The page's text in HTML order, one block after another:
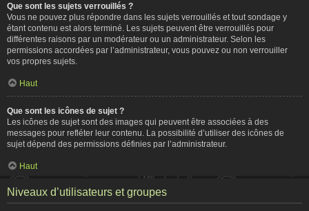
Que sont les sujets verrouillés ?
Vous ne pouvez plus répondre dans les sujets verrouillés et tout sondage y
étant contenu est alors terminé. Les sujets peuvent être verrouillés pour
différentes raisons par un modérateur ou un administrateur. Selon les
permissions accordées par l’administrateur, vous pouvez ou non verrouiller
vos propres sujets.
Haut
Que sont les icônes de sujet ?
Les icônes de sujet sont des images qui peuvent être associées à des
messages pour refléter leur contenu. La possibilité d’utiliser des icônes de
sujet dépend des permissions définies par l’administrateur.
Haut
Niveaux d’utilisateurs et groupes